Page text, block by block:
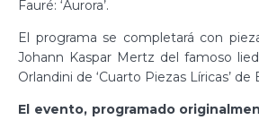
Fauré: ‘Aurora’.
El programa se completará con
Johann Kaspar Mertz del famoso
Orlandini de ‘Cuarto Piezas Líricas’ de
El evento, programado